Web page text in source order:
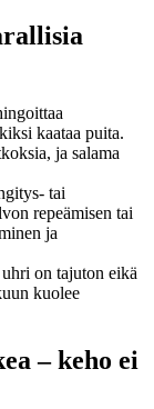
kaataa puita.
ja salama
tai
repeämisen tai
ja
on tajuton eikä
kuolee
– keho ei